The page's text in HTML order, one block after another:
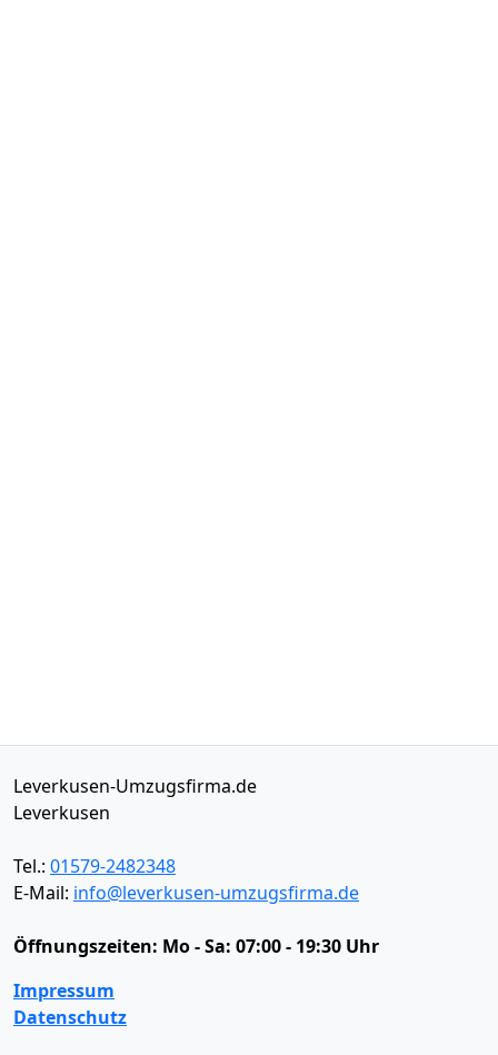
Leverkusen-Umzugsfirma.de
Leverkusen
Tel.: 01579-2482348
E-Mail: info@leverkusen-umzugsfirma.de
Öffnungszeiten: Mo - Sa: 07:00 - 19:30 Uhr
Impressum
Datenschutz